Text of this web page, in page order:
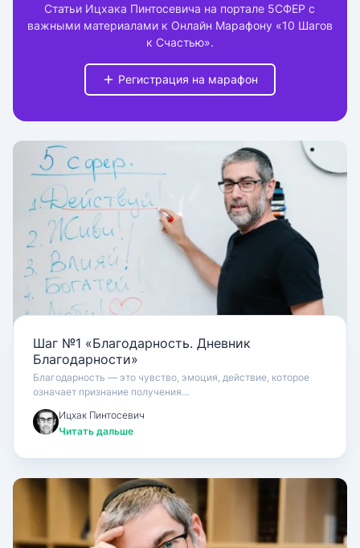
Статьи Ицхака Пинтосевича на портале 5СФЕР с
важными материалами к Онлайн Марафону «10 Шагов
к Счастью».
Регистрация на марафон
Шаг №1 «Благодарность. Дневник
Благодарности»
Благодарность — это чувство, эмоция, действие, которое
означает признание получения...
Ицхак Пинтосевич
Читать дальше